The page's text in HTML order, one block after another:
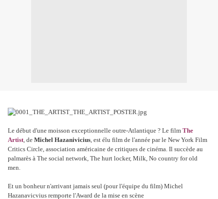
Le début d'une moisson exceptionnelle outre-Atlantique ? Le film The
Artist, de Michel Hazanivicius, est élu film de l'année par le New York Film
Critics Circle, association américaine de critiques de cinéma. Il succède au
palmarès à The social network, The hurt locker, Milk, No country for old
men.
Et un bonheur n'arrivant jamais seul (pour l'équipe du film) Michel
Hazanavicvius remporte l'Award de la mise en scène